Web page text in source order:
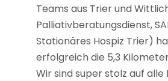
Teams aus Trier und
Palliativberatungsdienst,
Stationäres Hospiz Trier)
erfolgreich die 5,3
Wir sind super stolz auf alle